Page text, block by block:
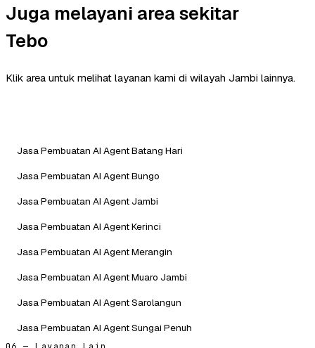
Juga melayani area sekitar
Tebo
Klik area untuk melihat layanan kami di wilayah Jambi lainnya.
Jasa Pembuatan AI Agent Batang Hari
Jasa Pembuatan AI Agent Bungo
Jasa Pembuatan AI Agent Jambi
Jasa Pembuatan AI Agent Kerinci
Jasa Pembuatan AI Agent Merangin
Jasa Pembuatan AI Agent Muaro Jambi
Jasa Pembuatan AI Agent Sarolangun
Jasa Pembuatan AI Agent Sungai Penuh